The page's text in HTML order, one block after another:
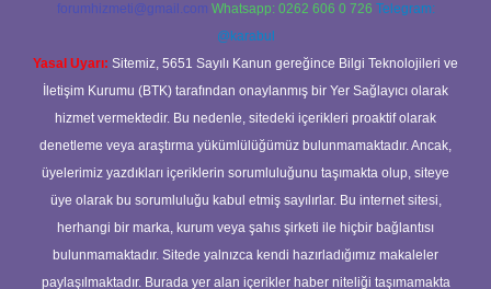
forumhizmeti@gmail.com Whatsapp: 0262 606 0 726 Telegram:
@karabul
Yasal Uyarı: Sitemiz, 5651 Sayılı Kanun gereğince Bilgi Teknolojileri ve
İletişim Kurumu (BTK) tarafından onaylanmış bir Yer Sağlayıcı olarak
hizmet vermektedir. Bu nedenle, sitedeki içerikleri proaktif olarak
denetleme veya araştırma yükümlülüğümüz bulunmamaktadır. Ancak,
üyelerimiz yazdıkları içeriklerin sorumluluğunu taşımakta olup, siteye
üye olarak bu sorumluluğu kabul etmiş sayılırlar. Bu internet sitesi,
herhangi bir marka, kurum veya şahıs şirketi ile hiçbir bağlantısı
bulunmamaktadır. Sitede yalnızca kendi hazırladığımız makaleler
paylaşılmaktadır. Burada yer alan içerikler haber niteliği taşımamakta